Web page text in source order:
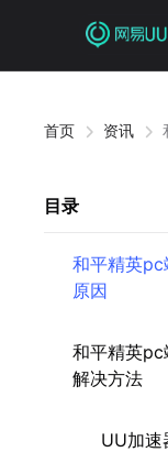
首页 资讯
目录
和平精英pc
原因
和平精英pc
解决方法
UU加速